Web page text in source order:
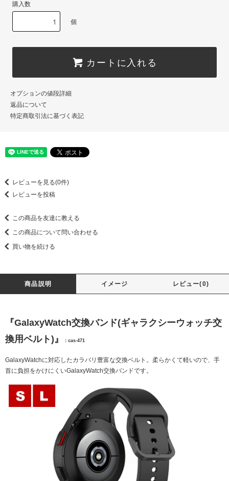
購入数
個
カートに入れる
オプションの値段詳細
返品について
特定商取引法に基づく表記
レビューを見る(0件)
レビューを投稿
この商品を友達に教える
この商品について問い合わせる
買い物を続ける
商品説明 イメージ レビュー(0)
『GalaxyWatch交換バンド(ギャラクシーウォッチ交
換用ベルト)』
：cas-471
GalaxyWatchに対応したカラバリ豊富な交換ベルト。柔らかくて軽いので、手
首に負担をかけにくいGalaxyWatch交換バンドです。